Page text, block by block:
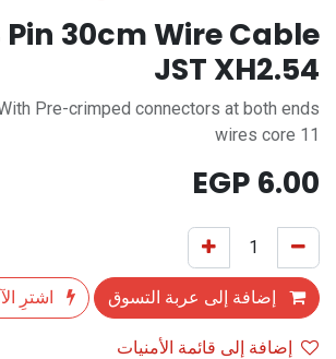
Pin 30cm Wire Cable
JST XH2.54
Pre-crimped connectors at both ends
11 wires core
6.00
إضافة إلى عربة التسوق
اشترِ
إضافة إلى قائمة الأمنيات